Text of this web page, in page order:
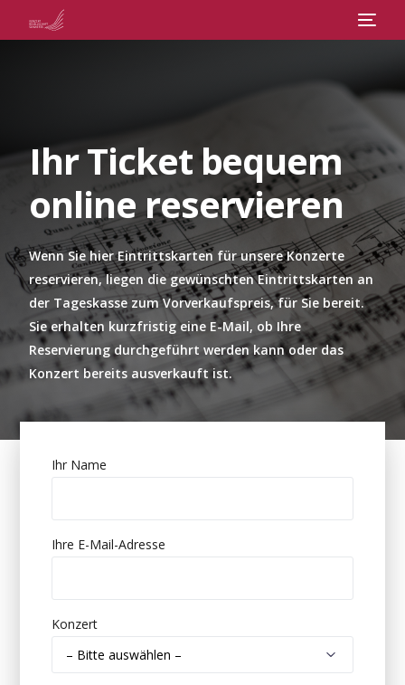
Ihr Ticket bequem
online reservieren
Wenn Sie hier Eintrittskarten für unsere Konzerte
reservieren, liegen die gewünschten Eintrittskarten an
der Tageskasse zum Vorverkaufspreis, für Sie bereit.
Sie erhalten kurzfristig eine E-Mail, ob Ihre
Reservierung durchgeführt werden kann oder das
Konzert bereits ausverkauft ist.
Ihr Name
Ihre E-Mail-Adresse
Konzert
Chor
Über uns
Kontakt